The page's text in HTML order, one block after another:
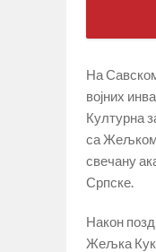
На
војних
Културна
са Жељком
свечану
Српске.
Након
Жељка